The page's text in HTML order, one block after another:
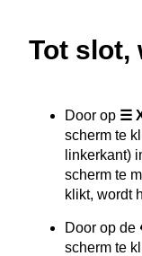
Tot slot,
Door op ☰
scherm te
linkerkant)
scherm te
klikt, wordt
Door op de
scherm te